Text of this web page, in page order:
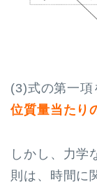
(3)式の第一
位質量当たり
しかし、力学
則は、時間に